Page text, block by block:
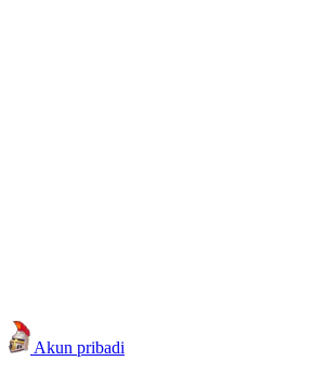
Akun pribadi